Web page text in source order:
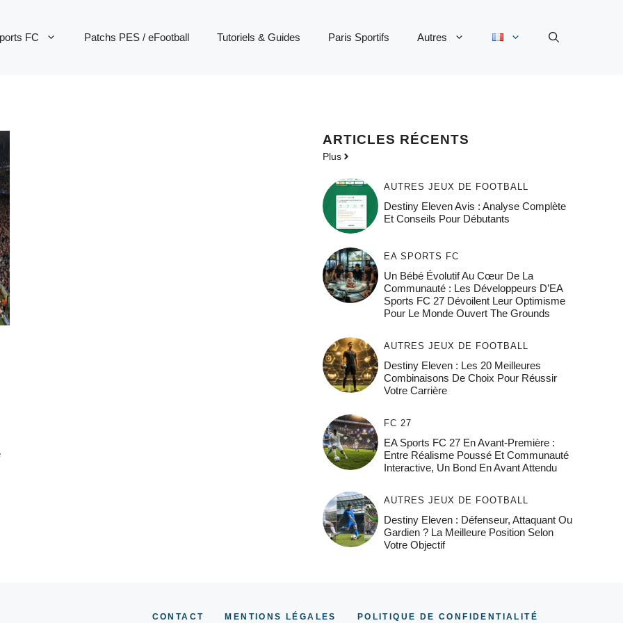
FC Patchs PES / eFootball Tutoriels & Guides Paris Sportifs Autres
ARTICLES RÉCENTS
Plus
AUTRES JEUX DE FOOTBALL
Destiny Eleven Avis : Analyse Complète
Et Conseils Pour Débutants
EA SPORTS FC
Un Bébé Évolutif Au Cœur De La
Communauté : Les Développeurs D’EA
Sports FC 27 Dévoilent Leur Optimisme
Pour Le Monde Ouvert The Grounds
AUTRES JEUX DE FOOTBALL
Destiny Eleven : Les 20 Meilleures
Combinaisons De Choix Pour Réussir
Votre Carrière
FC 27
EA Sports FC 27 En Avant-Première :
Entre Réalisme Poussé Et Communauté
Interactive, Un Bond En Avant Attendu
AUTRES JEUX DE FOOTBALL
Destiny Eleven : Défenseur, Attaquant Ou
Gardien ? La Meilleure Position Selon
Votre Objectif
CONTACT MENTIONS LÉGALES POLITIQUE DE CONFIDENTIALITÉ